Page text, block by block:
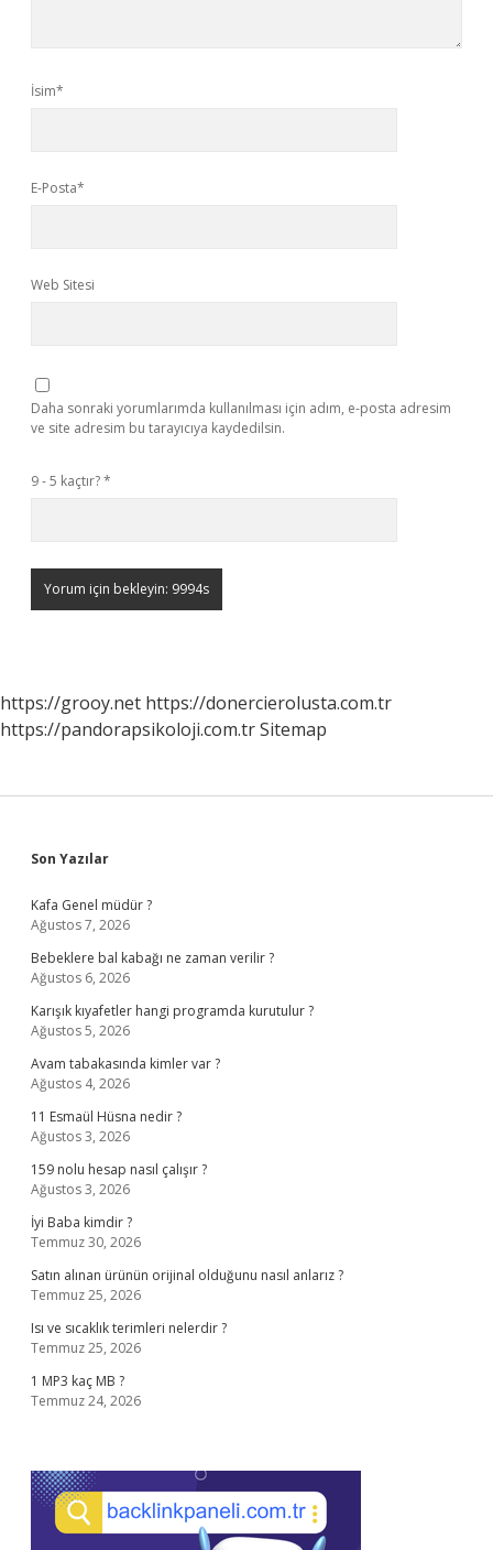
İsim*
E-Posta*
Web Sitesi
Daha sonraki yorumlarımda kullanılması için adım, e-posta adresim
ve site adresim bu tarayıcıya kaydedilsin.
9 - 5 kaçtır?*
https://grooy.net https://donercierolusta.com.tr
https://pandorapsikoloji.com.trSitemap
Sidebar
Son Yazılar
Kafa Genel müdür ?
Ağustos 7, 2026
Bebeklere bal kabağı ne zaman verilir ?
Ağustos 6, 2026
Karışık kıyafetler hangi programda kurutulur ?
Ağustos 5, 2026
Avam tabakasında kimler var ?
Ağustos 4, 2026
11 Esmaül Hüsna nedir ?
Ağustos 3, 2026
159 nolu hesap nasıl çalışır ?
Ağustos 3, 2026
İyi Baba kimdir ?
Temmuz 30, 2026
Satın alınan ürünün orijinal olduğunu nasıl anlarız ?
Temmuz 25, 2026
Isı ve sıcaklık terimleri nelerdir ?
Temmuz 25, 2026
1 MP3 kaç MB ?
Temmuz 24, 2026